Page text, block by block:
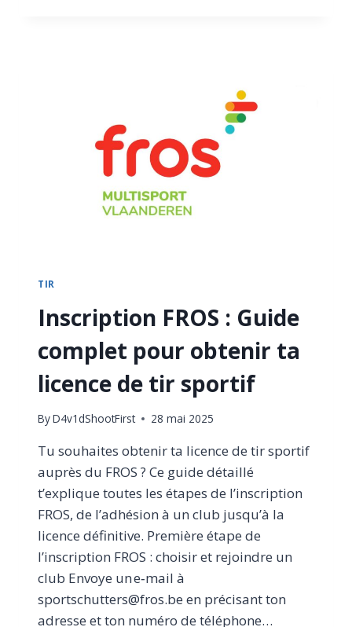
TIR
Inscription FROS : Guide
complet pour obtenir ta
licence de tir sportif
ByD4v1dShootFirst 28 mai 2025
Tu souhaites obtenir ta licence de tir sportif
auprès du FROS ? Ce guide détaillé
t’explique toutes les étapes de l’inscription
FROS, de l’adhésion à un club jusqu’à la
licence définitive. Première étape de
l’inscription FROS : choisir et rejoindre un
club Envoye un e‑mail à
sportschutters@fros.be en précisant ton
adresse et ton numéro de téléphone…